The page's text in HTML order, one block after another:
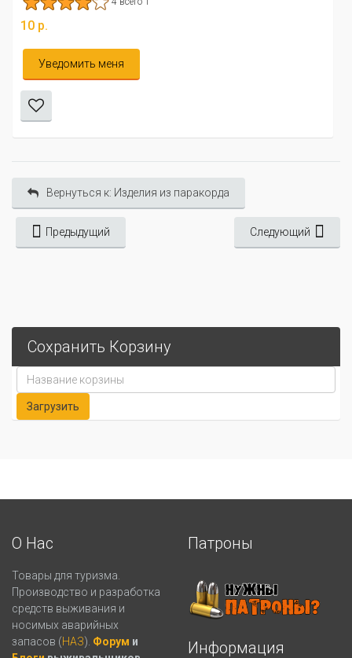
Вернуться к: Изделия из паракорда
Предыдущий Следующий
Сохранить Корзину
О Нас
Товары для туризма.
Производство и разработка
средств выживания и
носимых аварийных
запасов (НАЗ). Форум и
Патроны
Информация